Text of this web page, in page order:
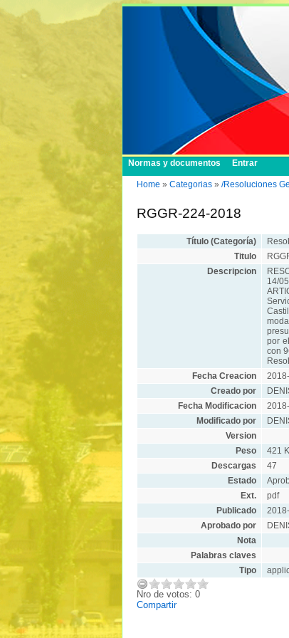
Normas y documentos Entrar
Home » Categorias » /Resoluciones
RGGR-224-2018
Título (Categoría)
Titulo
Descripcion
14/
por
con
Fecha Creacion
Creado por
Fecha Modificacion
Modificado por
Version
Peso
421
Descargas
47
Estado
Ext.
pdf
Publicado
Aprobado por
Nota
Palabras claves
Tipo
Nro de votos: 0
Compartir